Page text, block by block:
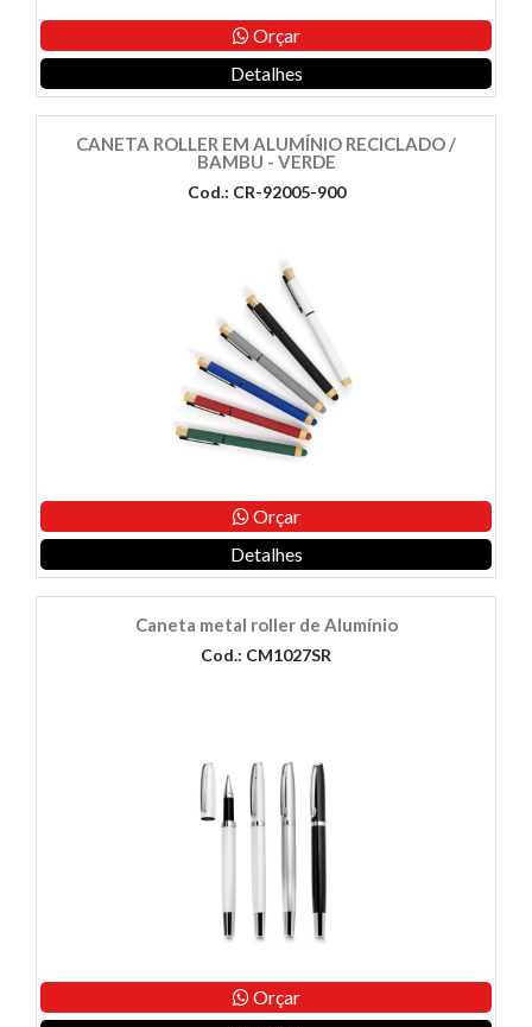
Orçar
Detalhes
CANETA ROLLER EM ALUMÍNIO RECICLADO /
BAMBU - VERDE
Cod.: CR-92005-900
Orçar
Detalhes
Caneta metal roller de Alumínio
Cod.: CM1027SR
Orçar